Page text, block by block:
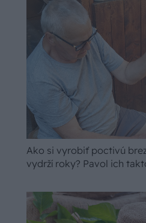
Ako si vyrobiť poctivú
vydrží roky? Pavol ich